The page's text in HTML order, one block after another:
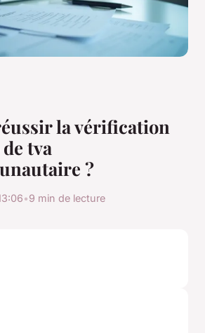
la vérification
tva
?
•9 min de lecture